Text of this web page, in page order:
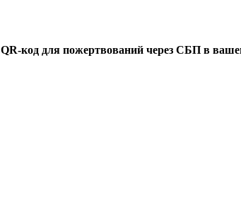
QR-код для пожертвований через СБП в